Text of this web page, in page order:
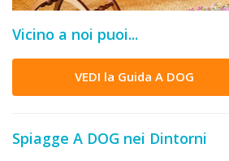
INFO
Vicino a noi puoi...
VEDI la Guida A DOG
Spiagge A DOG nei Dintorni